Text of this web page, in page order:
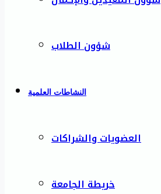
شؤون الطلاب
النشاطات العلمية
العضويات والشراكات
خريطة الجامعة